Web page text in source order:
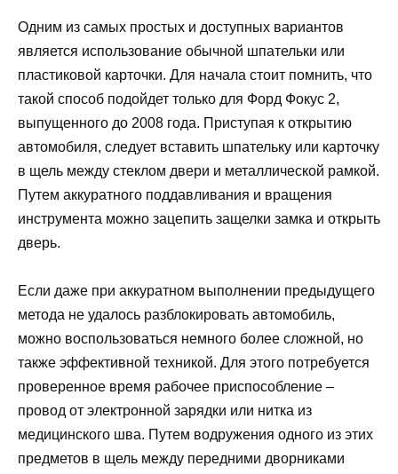
Одним из самых простых и доступных вариантов
является использование обычной шпательки или
пластиковой карточки. Для начала стоит помнить, что
такой способ подойдет только для Форд Фокус 2,
выпущенного до 2008 года. Приступая к открытию
автомобиля, следует вставить шпательку или карточку
в щель между стеклом двери и металлической рамкой.
Путем аккуратного поддавливания и вращения
инструмента можно зацепить защелки замка и открыть
дверь.
Если даже при аккуратном выполнении предыдущего
метода не удалось разблокировать автомобиль,
можно воспользоваться немного более сложной, но
также эффективной техникой. Для этого потребуется
проверенное время рабочее приспособление –
провод от электронной зарядки или нитка из
медицинского шва. Путем водружения одного из этих
предметов в щель между передними дворниками